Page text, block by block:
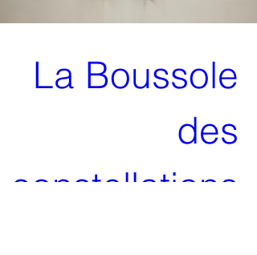
La Boussole
des
constellations